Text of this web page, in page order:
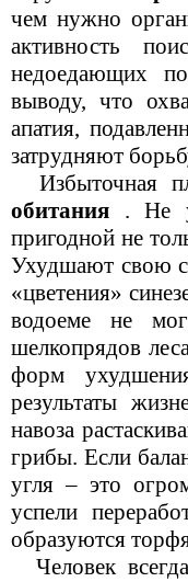
чем нужно
активность
недоедающих
выводу, что
апатия,
затрудняют
Избыточная
обитания . Не
пригодной не
Ухудшают свою
«цветения»
водоеме не
шелкопрядов
форм
результаты
навоза
грибы. Если
угля – это
успели
образуются
Человек